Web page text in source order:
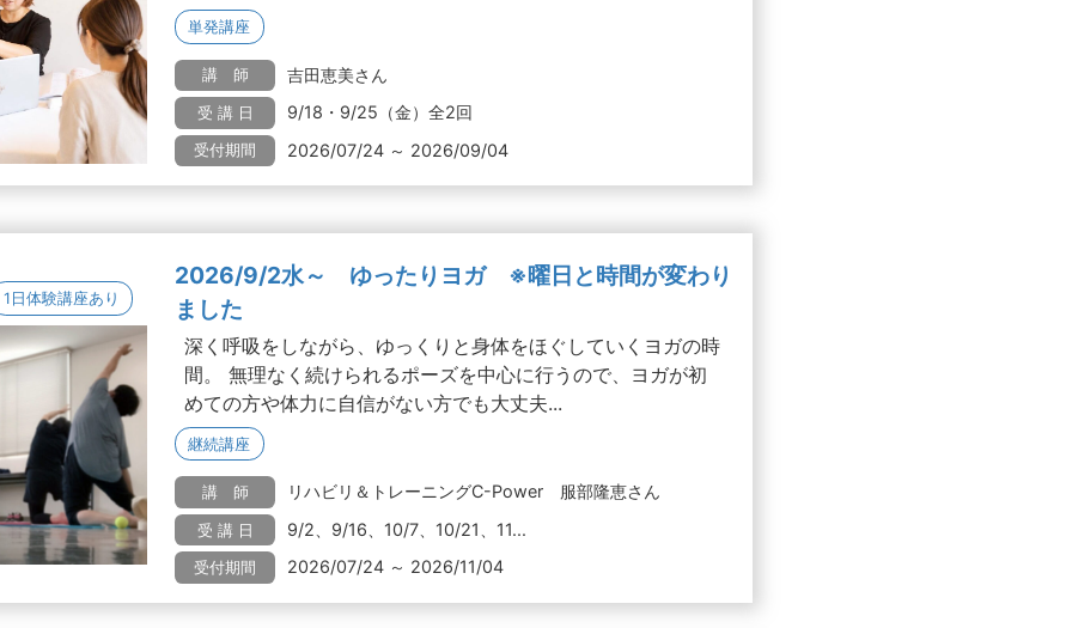
単発講座
講 師 吉田恵美さん
受 講 日 9/18・9/25（金）全2回
受付期間 2026/07/24 ～ 2026/09/04
1日体験講座あり
2026/9/2水～ ゆったりヨガ ※曜日と時間が変わり
ました
深く呼吸をしながら、ゆっくりと身体をほぐしていくヨガの時
間。 無理なく続けられるポーズを中心に行うので、ヨガが初
めての方や体力に自信がない方でも大丈夫...
継続講座
講 師 リハビリ＆トレーニングC-Power 服部隆恵さん
受 講 日 9/2、9/16、10/7、10/21、11...
受付期間 2026/07/24 ～ 2026/11/04